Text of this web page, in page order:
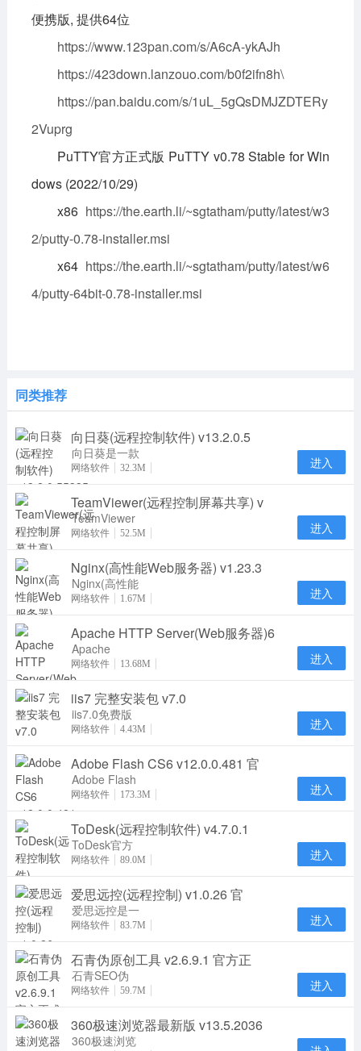
便携版, 提供64位
https://www.123pan.com/s/A6cA-ykAJh
https://423down.lanzouo.com/b0f2ifn8h\
https://pan.baidu.com/s/1uL_5gQsDMJZDTERy
2Vuprg
PuTTY官方正式版 PuTTY v0.78 Stable for Win
dows (2022/10/29)
x86 https://the.earth.li/~sgtatham/putty/latest/w3
2/putty-0.78-installer.msi
x64 https://the.earth.li/~sgtatham/putty/latest/w6
4/putty-64bit-0.78-installer.msi
同类推荐
向日葵(远程控制软件) v13.2.0.5
向日葵是一款
专业实用的远
程控制软件。
向日葵远程控
制
网络软件 32.3M 进入
TeamViewer(远程控制屏幕共享) v
TeamViewer
是一个在任何
代理的后台用
于远
网络软件 52.5M 进入
Nginx(高性能Web服务器) v1.23.3
Nginx(高性能
Web服务器)
下一个高性能
的 HT
网络软件 1.67M 进入
Apache HTTP Server(Web服务器)6
Apache
HTTP Server
通俗地称为
Apache，是
一个开放源码
网络软件 13.68M 进入
iis7 完整安装包 v7.0
iis7.0免费版
是微软Web
如果您的服务
器没有
网络软件 4.43M 进入
Adobe Flash CS6 v12.0.0.481 官
Adobe Flash
CS6官方版是
一款由Adobe
公司推出的动
画制
网络软件 173.3M 进入
ToDesk(远程控制软件) v4.7.0.1
ToDesk官方
安装版是一款
控制软件，通
过本软
网络软件 89.0M 进入
爱思远控(远程控制) v1.0.26 官
爱思远控是一
款安全稳定的
件，支持
Windows设
网络软件 83.7M 进入
石青伪原创工具 v2.6.9.1 官方正
石青SEO伪
原创工具是一
工具，专门用
来生成原创
网络软件 59.7M 进入
360极速浏览器最新版 v13.5.2036
360极速浏览